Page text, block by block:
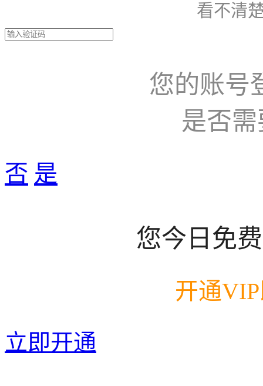
看不清
您的账号
是否
否 是
您今日免
开通
立即开通